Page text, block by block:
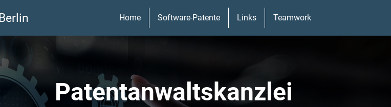
Berlin Home Software-Patente Links Teamwork
Patentanwaltskanzlei